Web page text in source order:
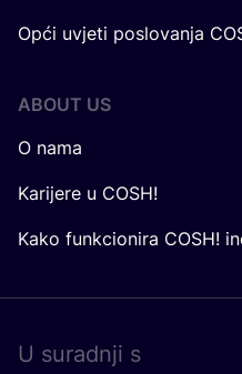
Opći uvjeti poslovanja
ABOUT US
O nama
Karijere u COSH!
Kako funkcionira COSH!
U surad­nji s